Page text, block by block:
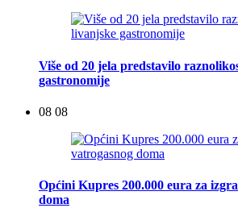
Više od 20 jela predstavilo
gastronomije
08 08
Općini Kupres 200.000 eura za
doma